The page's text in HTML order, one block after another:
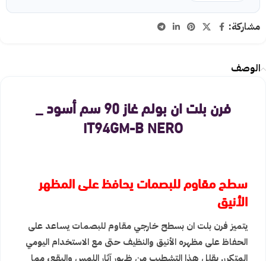
مشاركة:
الوصف
فرن بلت ان بولم غاز 90 سم أسود _
IT94GM-B NERO
سطح مقاوم للبصمات يحافظ على المظهر
الأنيق
يتميز فرن بلت ان بسطح خارجي مقاوم للبصمات يساعد على
الحفاظ على مظهره الأنيق والنظيف حتى مع الاستخدام اليومي
المتكرر. يقلل هذا التشطيب من ظهور آثار اللمس والبقع، مما